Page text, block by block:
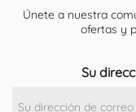
Únete a nuestra
ofertas y
Su